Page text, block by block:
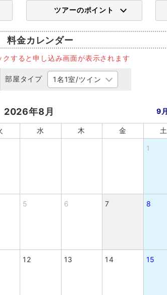
ツアーのポイント
料金カレンダー
クすると申し込み画面が表示されます
部屋タイプ
2026年8月 9月
水 木 金 土
1
5 6 7 8
12 13 14 15